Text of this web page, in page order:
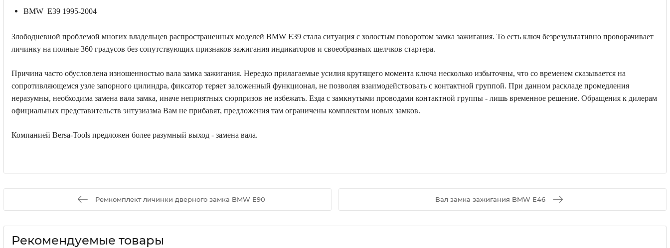
BMW E39 1995-2004
Злободневной проблемой многих владельцев распространенных моделей BMW E39 стала ситуация с холостым поворотом замка зажигания. То есть ключ безрезультативно проворачивает
личинку на полные 360 градусов без сопутствующих признаков зажигания индикаторов и своеобразных щелчков стартера.
Причина часто обусловлена изношенностью вала замка зажигания. Нередко прилагаемые усилия крутящего момента ключа несколько избыточны, что со временем сказывается на
сопротивляющемся узле запорного цилиндра, фиксатор теряет заложенный функционал, не позволяя взаимодействовать с контактной группой. При данном раскладе промедления
неразумны, необходима замена вала замка, иначе неприятных сюрпризов не избежать. Езда с замкнутыми проводами контактной группы - лишь временное решение. Обращения к дилерам
официальных представительств энтузиазма Вам не прибавят, предложения там ограничены комплектом новых замков.
Компанией Bersa-Tools предложен более разумный выход - замена вала.
Ремкомплект личинки дверного замка BMW E90 Вал замка зажигания BMW E46
Рекомендуемые товары